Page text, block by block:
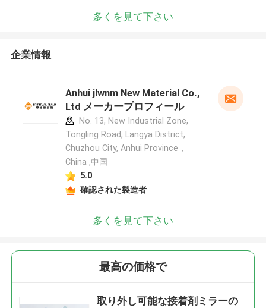
多くを見て下さい
企業情報
Anhui jlwnm New Material Co.,
Ltd メーカープロフィール
No. 13, New Industrial Zone,
Tongling Road, Langya District,
Chuzhou City, Anhui Province，
China ,中国
5.0
確認された製造者
多くを見て下さい
最高の価格で
取り外し可能な接着剤ミラーの